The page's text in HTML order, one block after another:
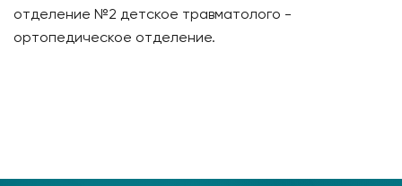
отделение №2 детское травматолого -
ортопедическое отделение.